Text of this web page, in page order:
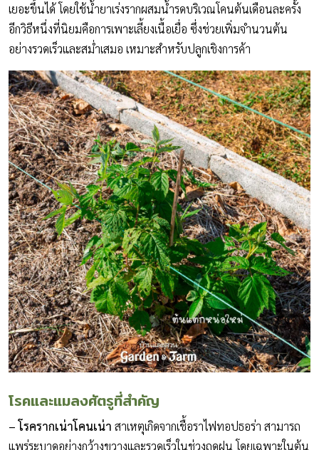
เยอะขึ้นได้ โดยใช้น้ำยาเร่งรากผสมน้ำรดบริเวณโคนต้นเดือนละครั้ง
อีกวิธีหนึ่งที่นิยมคือการเพาะเลี้ยงเนื้อเยื่อ ซึ่งช่วยเพิ่มจำนวนต้น
อย่างรวดเร็วและสม่ำเสมอ เหมาะสำหรับปลูกเชิงการค้า
โรคและแมลงศัตรูที่สำคัญ
– โรครากเน่าโคนเน่า สาเหตุเกิดจากเชื้อราไฟทอปธอร่า สามารถ
แพร่ระบาดอย่างกว้างขวางและรวดเร็วในช่วงฤดูฝน โดยเฉพาะในต้น